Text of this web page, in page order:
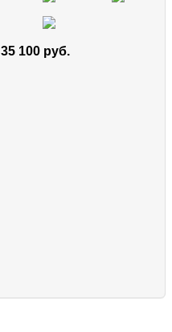
35 100 руб.